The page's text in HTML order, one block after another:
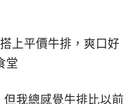
我總感覺牛排比以前